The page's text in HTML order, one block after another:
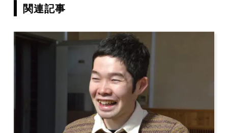
関連記事